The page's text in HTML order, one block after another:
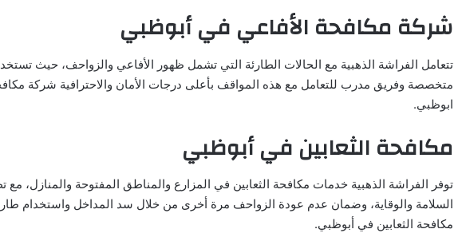
شركة مكافحة الأفاعي في أبوظبي
تتعامل الفراشة الذهبية مع الحالات الطارئة التي تشمل ظهور الأفاعي والزواحف، حيث
متخصصة وفريق مدرب للتعامل مع هذه المواقف بأعلى درجات الأمان والاحترافية شركة
ابوظبي.
مكافحة الثعابين في أبوظبي
توفر الفراشة الذهبية خدمات مكافحة الثعابين في المزارع والمناطق المفتوحة والمنازل، مع
السلامة والوقاية، وضمان عدم عودة الزواحف مرة أخرى من خلال سد المداخل واستخدام
مكافحة الثعابين في أبوظبي.